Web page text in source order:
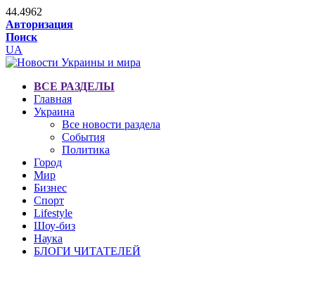
44.4962
Авторизация
Поиск
UA
ВСЕ РАЗДЕЛЫ
Главная
Украина
Все новости раздела
События
Политика
Город
Мир
Бизнес
Спорт
Lifestyle
Шоу-биз
Наука
БЛОГИ ЧИТАТЕЛЕЙ